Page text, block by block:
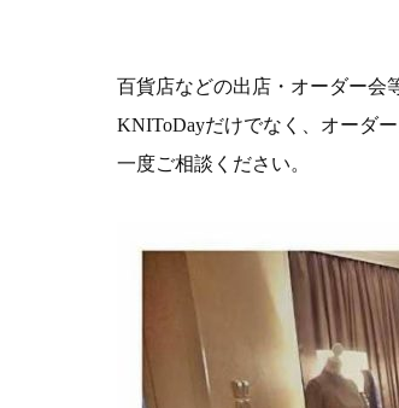
百貨店などの出店・オーダー会
KNIToDayだけでなく、オーダ
一度ご相談ください。